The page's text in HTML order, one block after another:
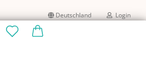
Deutschland Login